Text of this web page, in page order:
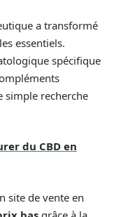
a transformé
essentiels.
spécifique
simple recherche
du CBD en
site de vente en